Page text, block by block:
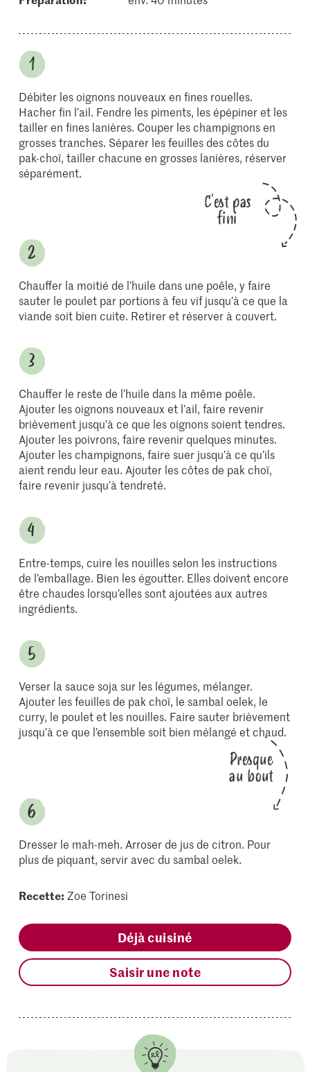
Débiter les oignons nouveaux en fines rouelles.
Hacher fin l’ail. Fendre les piments, les épépiner et les
tailler en fines lanières. Couper les champignons en
grosses tranches. Séparer les feuilles des côtes du
pak-choï, tailler chacune en grosses lanières, réserver
séparément.
C'est pas
fini
Chauffer la moitié de l’huile dans une poêle, y faire
sauter le poulet par portions à feu vif jusqu’à ce que la
viande soit bien cuite. Retirer et réserver à couvert.
Chauffer le reste de l’huile dans la même poêle.
Ajouter les oignons nouveaux et l’ail, faire revenir
brièvement jusqu’à ce que les oignons soient tendres.
Ajouter les poivrons, faire revenir quelques minutes.
Ajouter les champignons, faire suer jusqu’à ce qu’ils
aient rendu leur eau. Ajouter les côtes de pak choï,
faire revenir jusqu’à tendreté.
Entre-temps, cuire les nouilles selon les instructions
de l’emballage. Bien les égoutter. Elles doivent encore
être chaudes lorsqu’elles sont ajoutées aux autres
ingrédients.
Verser la sauce soja sur les légumes, mélanger.
Ajouter les feuilles de pak choï, le sambal oelek, le
curry, le poulet et les nouilles. Faire sauter brièvement
jusqu’à ce que l’ensemble soit bien mélangé et chaud.
Presque
au bout
Dresser le mah-meh. Arroser de jus de citron. Pour
plus de piquant, servir avec du sambal oelek.
Recette: Zoe Torinesi
Déjà cuisiné
Saisir une note